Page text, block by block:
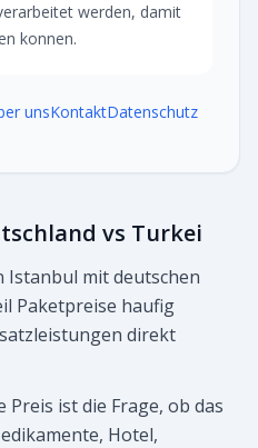
werden, damit
konnen.
unsKontaktDatenschutz
vs Turkei
Istanbul mit deutschen
Paketpreise haufig
direkt
ist die Frage, ob das
Hotel,